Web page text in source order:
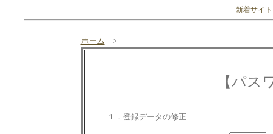
新着サイト
ホーム >
【パス
１．登録データの修正